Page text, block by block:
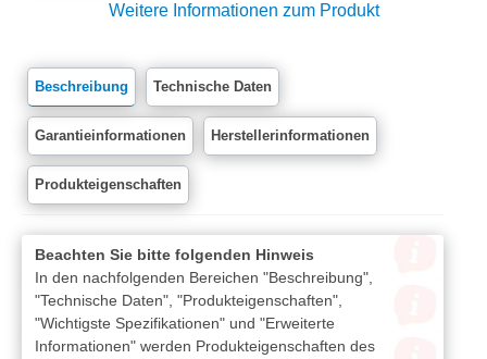
Weitere Informationen zum Produkt
Beschreibung Technische Daten
Garantieinformationen Herstellerinformationen
Produkteigenschaften
Beachten Sie bitte folgenden Hinweis
In den nachfolgenden Bereichen "Beschreibung",
"Technische Daten", "Produkteigenschaften",
"Wichtigste Spezifikationen" und "Erweiterte
Informationen" werden Produkteigenschaften des